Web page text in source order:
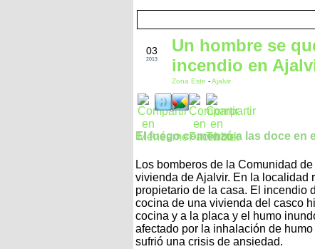
03
2013
Un hombre se
incendio en
Zona Este -Ajalvir
El fuego comenzó a las doce en
Los bomberos de la Comunidad
vivienda de Ajalvir. En la localidad
propietario de la casa. El incendio
cocina de una vivienda del casco
cocina y a la placa y el humo
afectado por la inhalación de
sufrió una crisis de ansiedad.